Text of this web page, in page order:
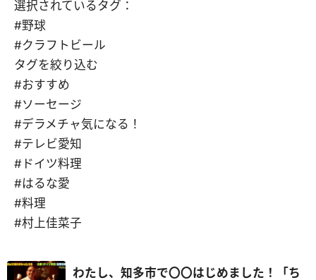
選択されているタグ：
#野球
#クラフトビール
タグを絞り込む
#おすすめ
#ソーセージ
#デラメチャ気になる！
#テレビ愛知
#ドイツ料理
#はるな愛
#料理
#村上佳菜子
わたし、知多市で〇〇はじめました！「ち